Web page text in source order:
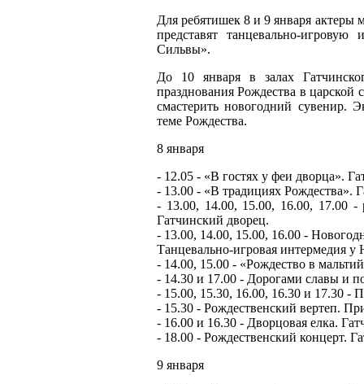
Для ребятишек 8 и 9 января актеры
представят танцевально-
Сильвы».
До 10 января в залах
празднования Рождества в
смастерить новогодний сувенир.
теме Рождества.
8 января
- 12.05 - «В гостях у феи дворца».
- 13.00 - «В традициях Рождества».
- 13.00, 14.00, 15.00, 16.00, 17.00 -
Гатчинский дворец.
- 13.00, 14.00, 15.00, 16.00 -
Танцевально-игровая интермедия
- 14.00, 15.00 - «Рождество в
- 14.30 и 17.00 - Дорогами славы и
- 15.00, 15.30, 16.00, 16.30 и 17.30 -
- 15.30 - Рождественский вертеп.
- 16.00 и 16.30 - Дворцовая елка.
- 18.00 - Рождественский концерт.
9 января